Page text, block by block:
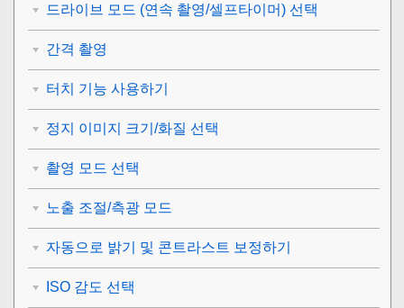
드라이브 모드 (연속 촬영/셀프타이머) 선택
간격 촬영
터치 기능 사용하기
정지 이미지 크기/화질 선택
촬영 모드 선택
노출 조절/측광 모드
자동으로 밝기 및 콘트라스트 보정하기
ISO 감도 선택